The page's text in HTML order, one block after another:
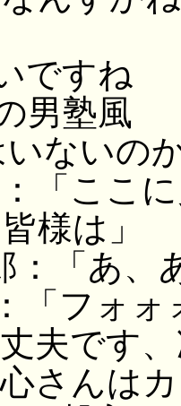
ですね
男塾風
いないの
「ここ
様は」
：「あ
「フォォ
夫です
さんは